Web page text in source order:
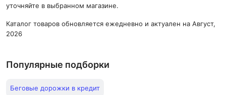
уточняйте в выбранном магазине.
Каталог товаров обновляется ежедневно и актуален на Август,
2026
Популярные подборки
Беговые дорожки в кредит